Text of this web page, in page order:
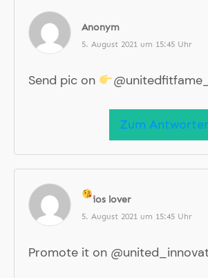
Anonym
5. August 2021 um 15:45 Uhr
Send pic on @unitedfitfame_
Zum
ios lover
5. August 2021 um 15:45 Uhr
Promote it on